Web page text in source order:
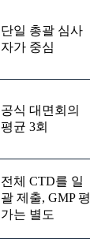
단일 총괄 심사
자가 중심
공식 대면회의
평균 3회
전체 CTD를 일
괄 제출, GMP 평
가는 별도